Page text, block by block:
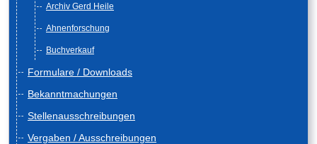
Archiv Gerd Heile
Ahnenforschung
Buchverkauf
Formulare / Downloads
Bekanntmachungen
Stellenausschreibungen
Vergaben / Ausschreibungen